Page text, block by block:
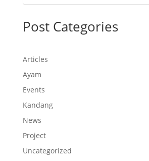
Post Categories
Articles
Ayam
Events
Kandang
News
Project
Uncategorized